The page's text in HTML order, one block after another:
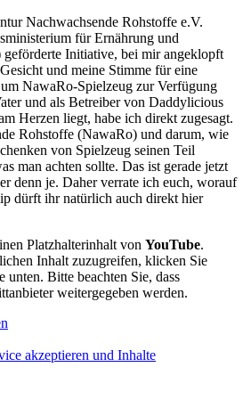
Nachwachsende Rohstoffe e.V.
für Ernährung und
geförderte Initiative, bei mir angeklopft
und meine Stimme für eine
NawaRo-Spielzeug zur Verfügung
und als Betreiber von Daddylicious
Herzen liegt, habe ich direkt zugesagt.
Rohstoffe (NawaRo) und darum, wie
von Spielzeug seinen Teil
man achten sollte. Das ist gerade jetzt
denn je. Daher verrate ich euch, worauf
dürft ihr natürlich auch direkt hier
Platzhalterinhalt von YouTube.
Inhalt zuzugreifen, klicken Sie
unten. Bitte beachten Sie, dass
weitergegeben werden.
akzeptieren und Inhalte